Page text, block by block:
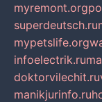
myremont.org
superdeutsch.ru
mypetslife.org
infoelectrik.ru
doktorvilechit.ru
manikjurinfo.ru